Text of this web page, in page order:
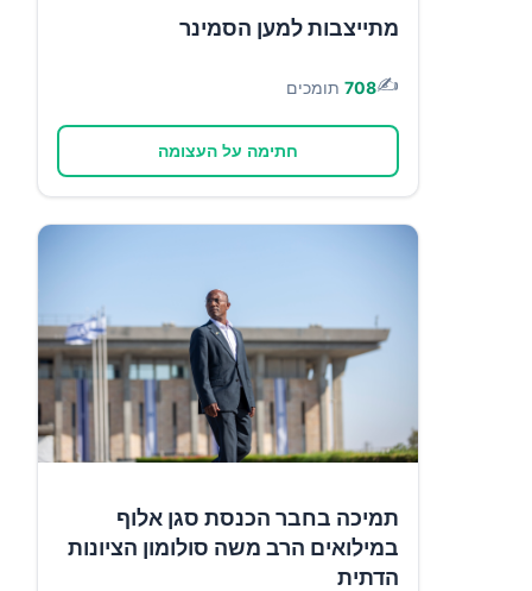
מתייצבות למען הסמינר
✍️
708 תומכים
חתימה על העצומה
תמיכה בחבר הכנסת סגן אלוף
במילואים הרב משה סולומון הציונות
הדתית